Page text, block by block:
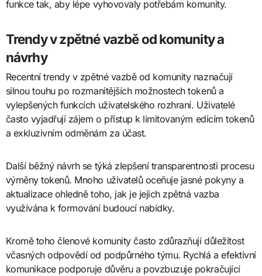
funkce tak, aby lépe vyhovovaly potřebám komunity.
Trendy v zpětné vazbě od komunity a
návrhy
Recentní trendy v zpětné vazbě od komunity naznačují
silnou touhu po rozmanitějších možnostech tokenů a
vylepšených funkcích uživatelského rozhraní. Uživatelé
často vyjadřují zájem o přístup k limitovaným edicím tokenů
a exkluzivním odměnám za účast.
Další běžný návrh se týká zlepšení transparentnosti procesu
výměny tokenů. Mnoho uživatelů oceňuje jasné pokyny a
aktualizace ohledně toho, jak je jejich zpětná vazba
využívána k formování budoucí nabídky.
Kromě toho členové komunity často zdůrazňují důležitost
včasných odpovědí od podpůrného týmu. Rychlá a efektivní
komunikace podporuje důvěru a povzbuzuje pokračující